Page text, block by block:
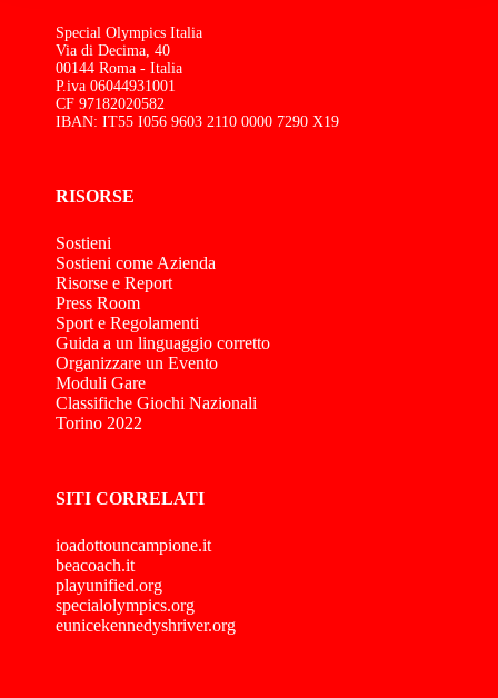
Special Olympics Italia
Via di Decima, 40
00144 Roma - Italia
P.iva 06044931001
CF 97182020582
IBAN: IT55 I056 9603 2110 0000 7290 X19
RISORSE
Sostieni
Sostieni come Azienda
Risorse e Report
Press Room
Sport e Regolamenti
Guida a un linguaggio corretto
Organizzare un Evento
Moduli Gare
Classifiche Giochi Nazionali
Torino 2022
SITI CORRELATI
ioadottouncampione.it
beacoach.it
playunified.org
specialolympics.org
eunicekennedyshriver.org